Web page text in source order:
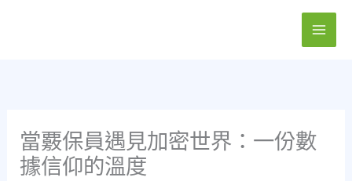
當覈保員遇見加密世界：一份數
據信仰的溫度